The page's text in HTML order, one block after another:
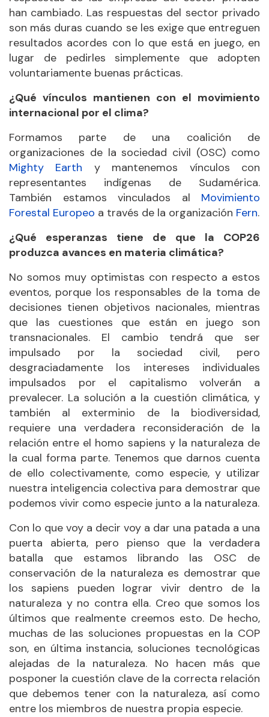
han cambiado. Las respuestas del sector privado
son más duras cuando se les exige que entreguen
resultados acordes con lo que está en juego, en
lugar de pedirles simplemente que adopten
voluntariamente buenas prácticas.
¿Qué vínculos mantienen con el movimiento
internacional por el clima?
Formamos parte de una coalición de
organizaciones de la sociedad civil (OSC) como
Mighty Earth y mantenemos vínculos con
representantes indígenas de Sudamérica.
También estamos vinculados al Movimiento
Forestal Europeo a través de la organización Fern.
¿Qué esperanzas tiene de que la COP26
produzca avances en materia climática?
No somos muy optimistas con respecto a estos
eventos, porque los responsables de la toma de
decisiones tienen objetivos nacionales, mientras
que las cuestiones que están en juego son
transnacionales. El cambio tendrá que ser
impulsado por la sociedad civil, pero
desgraciadamente los intereses individuales
impulsados por el capitalismo volverán a
prevalecer. La solución a la cuestión climática, y
también al exterminio de la biodiversidad,
requiere una verdadera reconsideración de la
relación entre el homo sapiens y la naturaleza de
la cual forma parte. Tenemos que darnos cuenta
de ello colectivamente, como especie, y utilizar
nuestra inteligencia colectiva para demostrar que
podemos vivir como especie junto a la naturaleza.
Con lo que voy a decir voy a dar una patada a una
puerta abierta, pero pienso que la verdadera
batalla que estamos librando las OSC de
conservación de la naturaleza es demostrar que
los sapiens pueden lograr vivir dentro de la
naturaleza y no contra ella. Creo que somos los
últimos que realmente creemos esto. De hecho,
muchas de las soluciones propuestas en la COP
son, en última instancia, soluciones tecnológicas
alejadas de la naturaleza. No hacen más que
posponer la cuestión clave de la correcta relación
que debemos tener con la naturaleza, así como
entre los miembros de nuestra propia especie.